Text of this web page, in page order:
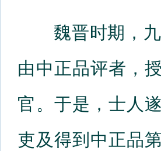
魏晋时期，九
由中正品评者，
官。于是，士人
吏及得到中正品